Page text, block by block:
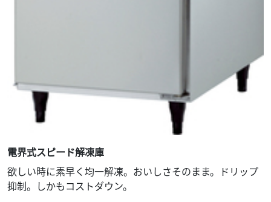
電界式スピード解凍庫
欲しい時に素早く均一解凍。おいしさそのまま。ドリップ
抑制。しかもコストダウン。